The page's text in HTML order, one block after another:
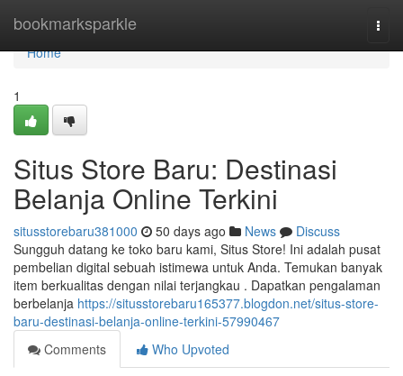
bookmarksparkle
Home
Home
1
Situs Store Baru: Destinasi
Belanja Online Terkini
situsstorebaru381000 50 days ago News
Discuss
Sungguh datang ke toko baru kami, Situs Store! Ini adalah pusat
pembelian digital sebuah istimewa untuk Anda. Temukan banyak
item berkualitas dengan nilai terjangkau . Dapatkan pengalaman
berbelanja https://situsstorebaru165377.blogdon.net/situs-store-
baru-destinasi-belanja-online-terkini-57990467
Comments
Who Upvoted